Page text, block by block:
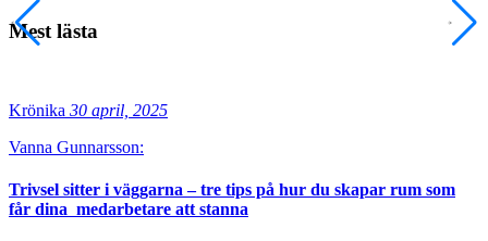
Mest lästa
Krönika 30 april, 2025
Vanna Gunnarsson:
Trivsel sitter i väggarna – tre tips på hur du skapar rum som
får dina medarbetare att stanna